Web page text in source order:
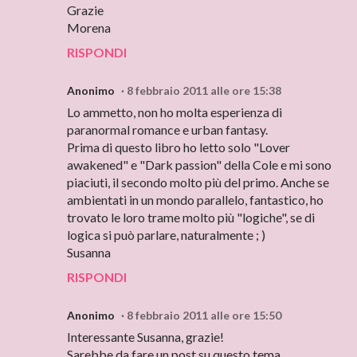
Grazie
Morena
RISPONDI
Anonimo 8 febbraio 2011 alle ore 15:38
Lo ammetto, non ho molta esperienza di
paranormal romance e urban fantasy.
Prima di questo libro ho letto solo "Lover
awakened" e "Dark passion" della Cole e mi sono
piaciuti, il secondo molto più del primo. Anche se
ambientati in un mondo parallelo, fantastico, ho
trovato le loro trame molto più "logiche", se di
logica si può parlare, naturalmente ; )
Susanna
RISPONDI
Anonimo 8 febbraio 2011 alle ore 15:50
Interessante Susanna, grazie!